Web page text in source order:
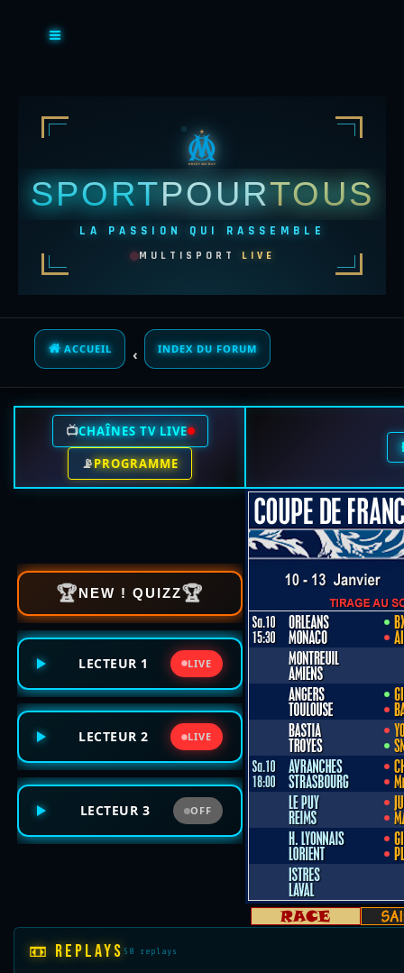
SPORTPOURTOUS
LA PASSION QUI RASSEMBLE
MULTISPORT LIVE
ACCUEIL INDEX DU FORUM
📺CHAÎNES TV LIVE
📡PROGRAMME
🏆NEW ! QUIZZ🏆
LECTEUR 1 LIVE
LECTEUR 2 LIVE
LECTEUR 3 OFF
📼 REPLAYS 50 replays